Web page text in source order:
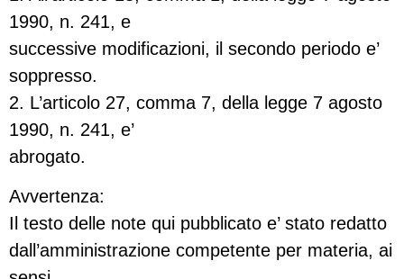
1990, n. 241, e
successive modificazioni, il secondo periodo e’
soppresso.
2. L’articolo 27, comma 7, della legge 7 agosto
1990, n. 241, e’
abrogato.
Avvertenza:
Il testo delle note qui pubblicato e’ stato redatto
dall’amministrazione competente per materia, ai